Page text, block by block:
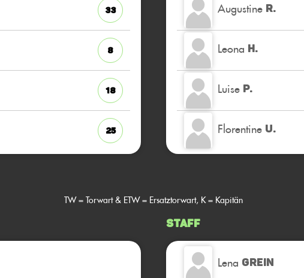
33
8
18
25
Augustine R.
Leona H.
Luise P.
Florentine U.
TW = Torwart & ETW = Ersatztorwart, K = Kapitän
Staff
Lena GREIN